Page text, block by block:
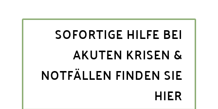
SOFORTIGE HILFE BEI
AKUTEN KRISEN &
NOTFÄLLEN FINDEN SIE
HIER